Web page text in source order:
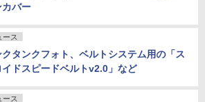
カバー
ース
クタンクフォト、ベルトシステム用の「ス
イドスピードベルトv2.0」など
ース